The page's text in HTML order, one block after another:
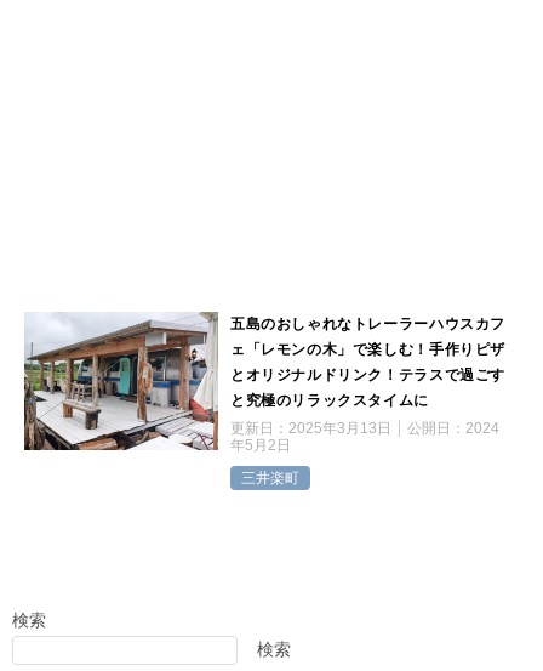
五島のおしゃれなトレーラーハウスカフ
ェ「レモンの木」で楽しむ！手作りピザ
とオリジナルドリンク！テラスで過ごす
と究極のリラックスタイムに
更新日： 2025年3月13日 公開日： 2024
年5月2日
三井楽町
検索
検索